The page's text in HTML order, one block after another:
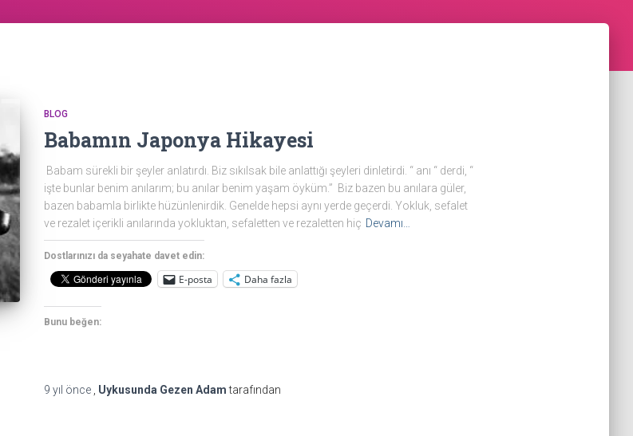
BLOG
Babamın Japonya Hikayesi
Babam sürekli bir şeyler anlatırdı. Biz sıkılsak bile anlattığı şeyleri dinletirdi. “ anı “ derdi, “
işte bunlar benim anılarım; bu anılar benim yaşam öyküm.” Biz bazen bu anılara güler,
bazen babamla birlikte hüzünlenirdik. Genelde hepsi aynı yerde geçerdi. Yokluk, sefalet
ve rezalet içerikli anılarında yokluktan, sefaletten ve rezaletten hiç Devamı…
Dostlarınızı da seyahate davet edin:
E-posta Daha fazla
Bunu beğen:
9 yıl önce Uykusunda Gezen Adamtarafından